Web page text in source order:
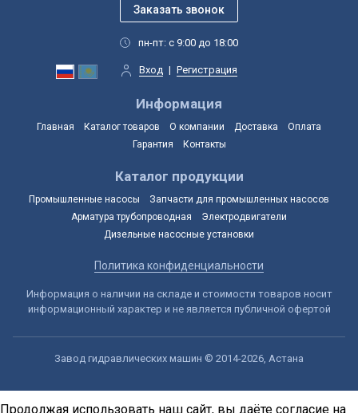
пн-пт: с 9:00 до 18:00
Вход | Регистрация
Информация
Главная Каталог товаров О компании Доставка
Оплата
Гарантия
Контакты
Каталог продукции
Промышленные насосы
Запчасти для промышленных насосов
Арматура трубопроводная
Электродвигатели
Дизельные насосные установки
Политика конфиденциальности
Информация о наличии на складе и стоимости товаров носит
информационный характер и не является публичной офертой
Завод гидравлических машин © 2014-2026, Астана
Продолжая использовать наш сайт, вы даёте согласие на